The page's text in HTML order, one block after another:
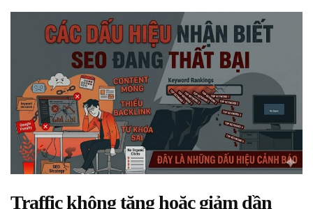
Traffic không tăng hoặc giảm dần